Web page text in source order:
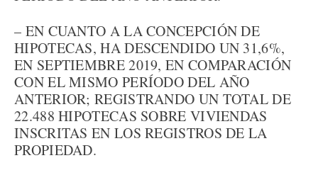
– EN CUANTO A LA CONCEPCIÓN DE
HIPOTECAS, HA DESCENDIDO UN 31,6%,
EN SEPTIEMBRE 2019, EN COMPARACIÓN
CON EL MISMO PERÍODO DEL AÑO
ANTERIOR; REGISTRANDO UN TOTAL DE
22.488 HIPOTECAS SOBRE VIVIENDAS
INSCRITAS EN LOS REGISTROS DE LA
PROPIEDAD.